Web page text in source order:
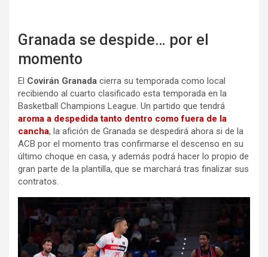
Granada se despide… por el
momento
El Covirán Granada cierra su temporada como local
recibiendo al cuarto clasificado esta temporada en la
Basketball Champions League. Un partido que tendrá
aroma a despedida tanto dentro como fuera de la
cancha, la afición de Granada se despedirá ahora si de la
ACB por el momento tras confirmarse el descenso en su
último choque en casa, y además podrá hacer lo propio de
gran parte de la plantilla, que se marchará tras finalizar sus
contratos.